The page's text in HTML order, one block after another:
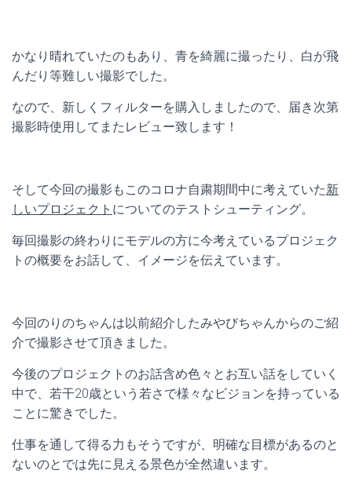
かなり晴れていたのもあり、青を綺麗に撮ったり、白が飛
んだり等難しい撮影でした。
なので、新しくフィルターを購入しましたので、届き次第
撮影時使用してまたレビュー致します！
そして今回の撮影もこのコロナ自粛期間中に考えていた新
しいプロジェクト についてのテストシューティング。
毎回撮影の終わりにモデルの方に今考えているプロジェク
トの概要をお話して、イメージを伝えています。
今回のりのちゃんは以前紹介したみやびちゃんからのご紹
介で撮影させて頂きました。
今後のプロジェクトのお話含め色々とお互い話をしていく
中で、若干20歳という若さで様々なビジョンを持っている
ことに驚きでした。
仕事を通して得る力もそうですが、明確な目標があるのと
ないのとでは先に見える景色が全然違います。